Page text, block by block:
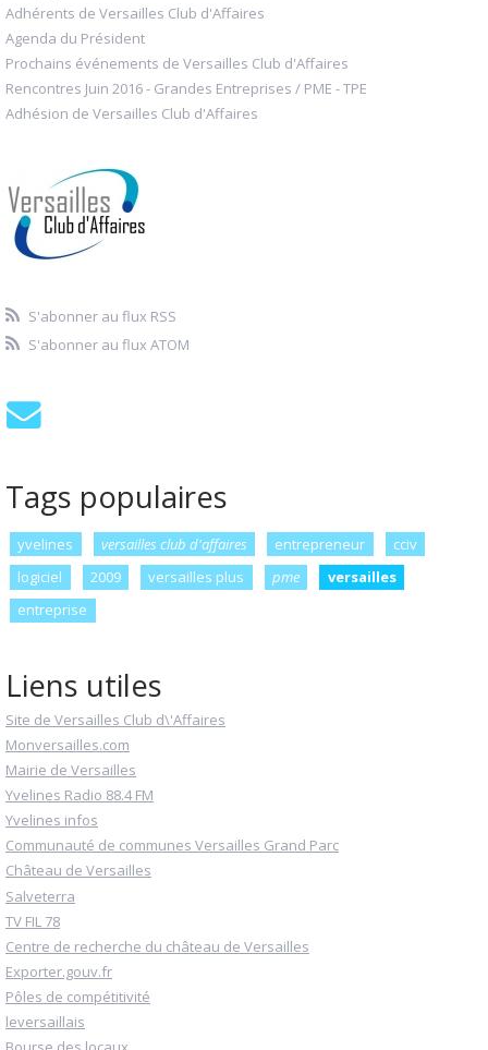
Adhérents de Versailles Club d'Affaires
Agenda du Président
Prochains événements de Versailles Club d'Affaires
Rencontres Juin 2016 - Grandes Entreprises / PME - TPE
Adhésion de Versailles Club d'Affaires
S'abonner au flux RSS
S'abonner au flux ATOM
Tags populaires
yvelines versailles club d'affaires entrepreneur
cciv
logiciel
2009 versailles plus pme
versailles
entreprise
Liens utiles
Site de Versailles Club d\'Affaires
Monversailles.com
Mairie de Versailles
Yvelines Radio 88.4 FM
Yvelines infos
Communauté de communes Versailles Grand Parc
Château de Versailles
Salveterra
TV FIL 78
Centre de recherche du château de Versailles
Exporter.gouv.fr
Pôles de compétitivité
leversaillais